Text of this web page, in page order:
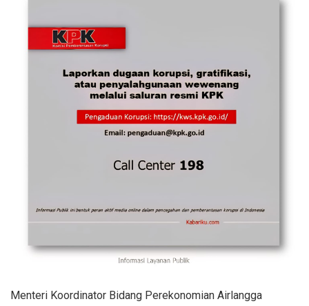
Menteri Koordinator Bidang Perekonomian Airlangga